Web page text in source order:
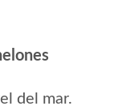
del mar.